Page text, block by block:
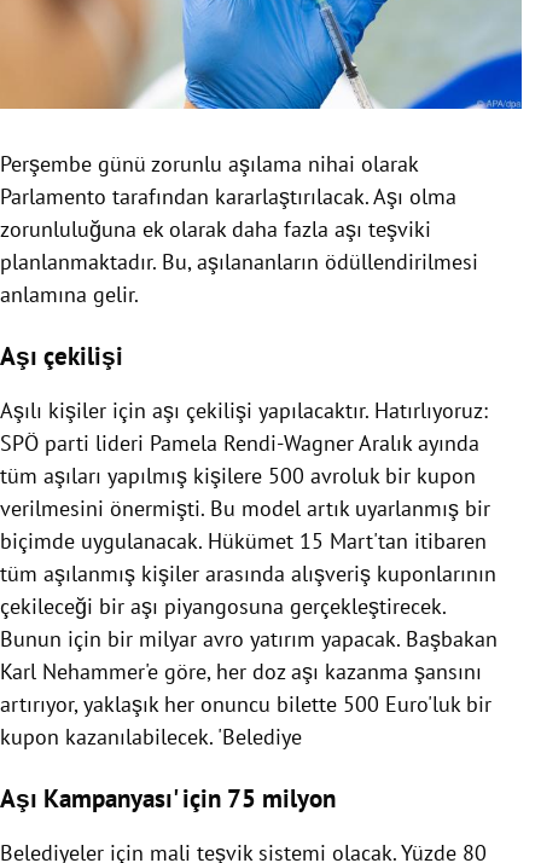
Untermenü
Untermenü
Perşembe günü zorunlu aşılama nihai olarak
Parlamento tarafından kararlaştırılacak. Aşı olma
zorunluluğuna ek olarak daha fazla aşı teşviki
planlanmaktadır. Bu, aşılananların ödüllendirilmesi
anlamına gelir.
Aşı çekilişi
Aşılı kişiler için aşı çekilişi yapılacaktır. Hatırlıyoruz:
SPÖ parti lideri Pamela Rendi-Wagner Aralık ayında
tüm aşıları yapılmış kişilere 500 avroluk bir kupon
verilmesini önermişti. Bu model artık uyarlanmış bir
biçimde uygulanacak. Hükümet 15 Mart'tan itibaren
tüm aşılanmış kişiler arasında alışveriş kuponlarının
çekileceği bir aşı piyangosuna gerçekleştirecek.
Bunun için bir milyar avro yatırım yapacak. Başbakan
Karl Nehammer'e göre, her doz aşı kazanma şansını
artırıyor, yaklaşık her onuncu bilette 500 Euro'luk bir
kupon kazanılabilecek. 'Belediye
Aşı Kampanyası' için 75 milyon
Belediyeler için mali teşvik sistemi olacak. Yüzde 80